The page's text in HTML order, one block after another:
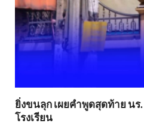
ยิ่งขนลุก เผยคำพูดสุดท้าย น
โรงเรียน